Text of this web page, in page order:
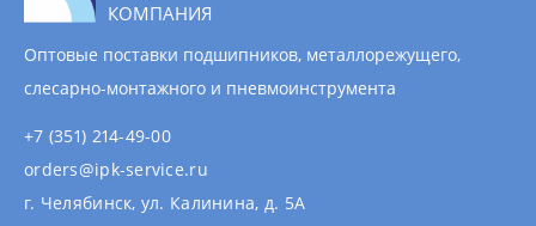
КОМПАНИЯ
Оптовые поставки подшипников, металлорежущего,
слесарно-монтажного и пневмоинструмента
+7 (351) 214-49-00
orders@ipk-service.ru
г. Челябинск, ул. Калинина, д. 5А